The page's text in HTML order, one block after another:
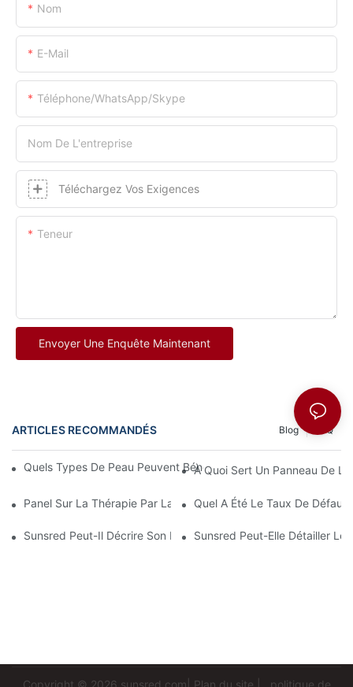
Nom
E-Mail
Téléphone/WhatsApp/Skype
Nom De L'entreprise
Téléchargez Vos Exigences
Teneur
Envoyer Une Enquête Maintenant
ARTICLES RECOMMANDÉS FAQ
Blog
Quels Types De Peau Peuvent Bénéficier De La Luminothérapie
À Quoi Sert Un Panneau De
Panel Sur La Thérapie Par La Lumière Rouge : Combien De
Quel A Été Le Taux De
Sunsred Peut-Il Décrire Son Processus D'assemblage Et De
Sunsred Peut-Elle Détailler
Copyright © 2026 sunsred.com Plan du site politique de